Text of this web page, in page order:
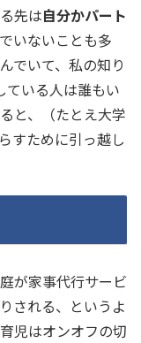
先は自分かパート
いないことも多
でいて、私の知り
ている人は誰もい
と、（たとえ大学
すために引っ越し
が家事代行サービ
される、というよ
児はオンオフの切